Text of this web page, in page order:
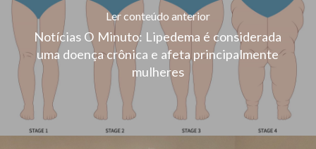
Ler conteúdo anterior
Notícias O Minuto: Lipedema é considerada
uma doença crônica e afeta principalmente
mulheres